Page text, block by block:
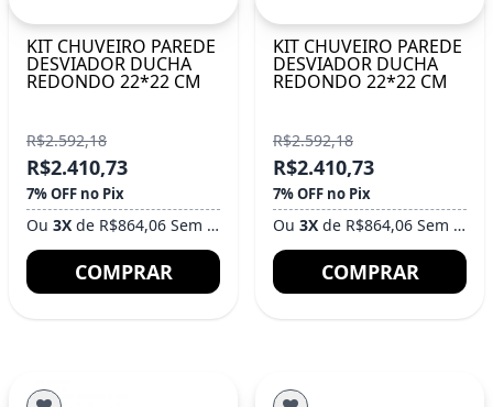
KIT CHUVEIRO PAREDE
DESVIADOR DUCHA
REDONDO 22*22 CM
R$2.592,18
R$2.410,73
7% OFF no Pix
Ou 3X de R$864,06 Sem Juros
COMPRAR
KIT CHUVEIRO PAREDE
DESVIADOR DUCHA
REDONDO 22*22 CM
R$2.592,18
R$2.410,73
7% OFF no Pix
Ou 3X de R$864,06 Sem Juros
COMPRAR